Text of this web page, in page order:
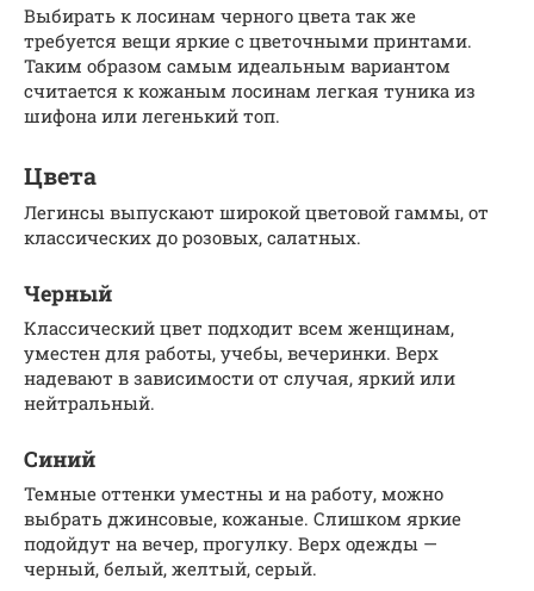
Выбирать к лосинам черного цвета так же
требуется вещи яркие с цветочными принтами.
Таким образом самым идеальным вариантом
считается к кожаным лосинам легкая туника из
шифона или легенький топ.
Цвета
Легинсы выпускают широкой цветовой гаммы, от
классических до розовых, салатных.
Черный
Классический цвет подходит всем женщинам,
уместен для работы, учебы, вечеринки. Верх
надевают в зависимости от случая, яркий или
нейтральный.
Синий
Темные оттенки уместны и на работу, можно
выбрать джинсовые, кожаные. Слишком яркие
подойдут на вечер, прогулку. Верх одежды —
черный, белый, желтый, серый.